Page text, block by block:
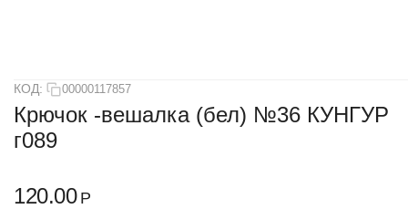
КОД: 00000117857
Крючок -вешалка (бел) №36 КУНГУР
г089
120.00 Р